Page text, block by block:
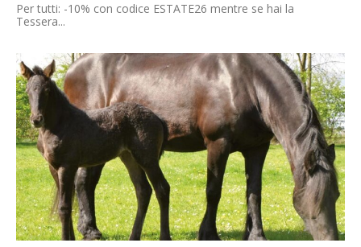
Per tutti: -10% con codice ESTATE26 mentre se hai la
Tessera...